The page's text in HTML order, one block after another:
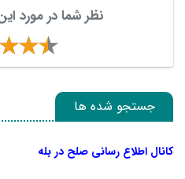
نظر شما در مورد
جستجو شده ها
کانال اطلاع رسانی صلح در بله